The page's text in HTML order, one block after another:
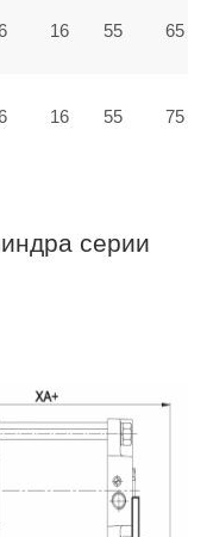
16 55 65
16 55 75
серии